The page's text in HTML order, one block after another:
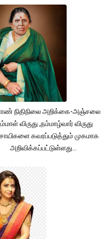
நிதிநிலை அறிக்கை-அஞ்சலை
விருது ,நம்மாழ்வார் விருது
கவரப்படுத்தும் முகமாக
அறிவிக்கப்பட்டுள்ளது...